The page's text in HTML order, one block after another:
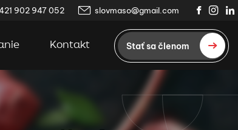
902 947 052 slovmaso@gmail.com
Kontakt Stať sa členom